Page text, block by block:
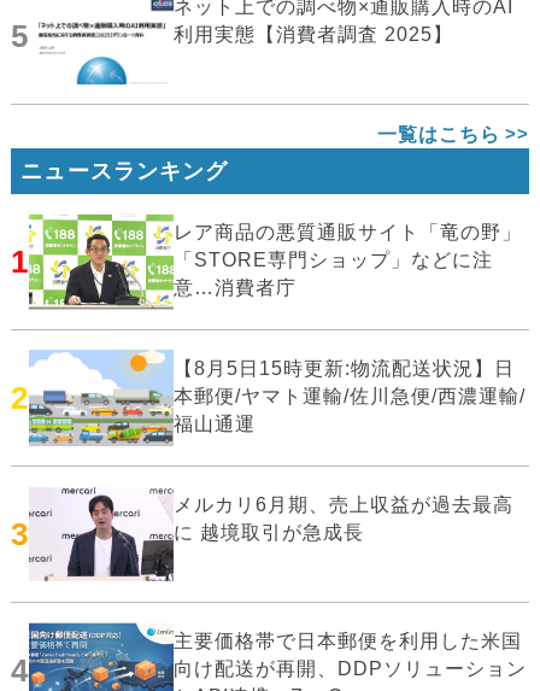
5
ネット上での調べ物×通販購入時のAI
利用実態【消費者調査 2025】
一覧はこちら
ニュースランキング
1
レア商品の悪質通販サイト「竜の野」
「STORE専門ショップ」などに注
意…消費者庁
2
【8月5日15時更新:物流配送状況】日
本郵便/ヤマト運輸/佐川急便/西濃運輸/
福山通運
3
メルカリ6月期、売上収益が過去最高
に 越境取引が急成長
4
主要価格帯で日本郵便を利用した米国
向け配送が再開、DDPソリューション